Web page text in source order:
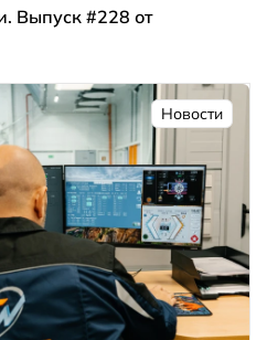
Выпуск #228 от
Новости